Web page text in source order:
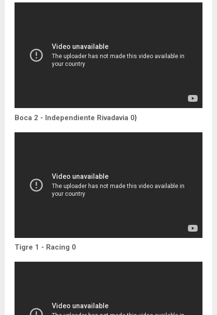
Boca 2 - Independiente Rivadavia 0}
Tigre 1 - Racing 0